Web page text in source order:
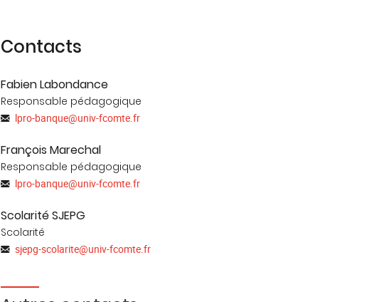
Contacts
Fabien Labondance
Responsable pédagogique
lpro-banque@univ-fcomte.fr
François Marechal
Responsable pédagogique
lpro-banque@univ-fcomte.fr
Scolarité SJEPG
Scolarité
sjepg-scolarite@univ-fcomte.fr